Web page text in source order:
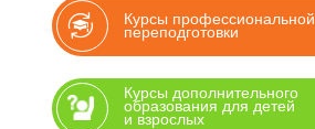
Курсы профессиональной
переподготовки
Курсы дополнительного
образования для детей
и взрослых